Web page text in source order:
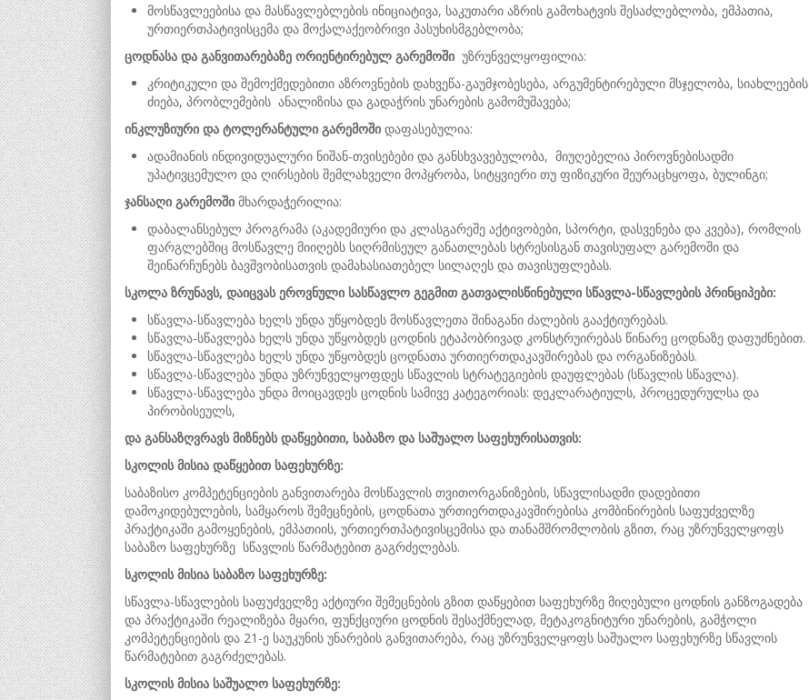
მოსწავლეებისა და მასწავლებლების ინიციატივა, საკუთარი აზრის გამოხატვის შესაძლებლობა, ემპათია,
ურთიერთპატივისცემა და მოქალაქეობრივი პასუხისმგებლობა;
ცოდნასა და განვითარებაზე ორიენტირებულ გარემოში უზრუნველყოფილია:
კრიტიკული და შემოქმედებითი აზროვნების დახვეწა-გაუმჯობესება, არგუმენტირებული მსჯელობა, სიახლეების
ძიება, პრობლემების ანალიზისა და გადაჭრის უნარების გამომუშავება;
ინკლუზიური და ტოლერანტული გარემოში დაფასებულია:
ადამიანის ინდივიდუალური ნიშან-თვისებები და განსხვავებულობა, მიუღებელია პიროვნებისადმი
უპატივცემულო და ღირსების შემლახველი მოპყრობა, სიტყვიერი თუ ფიზიკური შეურაცხყოფა, ბულინგი;
ჯანსაღი გარემოში მხარდაჭერილია:
დაბალანსებულ პროგრამა (აკადემიური და კლასგარეშე აქტივობები, სპორტი, დასვენება და კვება), რომლის
ფარგლებშიც მოსწავლე მიიღებს სიღრმისეულ განათლებას სტრესისგან თავისუფალ გარემოში და
შეინარჩუნებს ბავშვობისათვის დამახასიათებელ სილაღეს და თავისუფლებას.
სკოლა ზრუნავს, დაიცვას ეროვნული სასწავლო გეგმით გათვალისწინებული სწავლა-სწავლების პრინციპები:
სწავლა-სწავლება ხელს უნდა უწყობდეს მოსწავლეთა შინაგანი ძალების გააქტიურებას.
სწავლა-სწავლება ხელს უნდა უწყობდეს ცოდნის ეტაპობრივად კონსტრუირებას წინარე ცოდნაზე დაფუძნებით.
სწავლა-სწავლება ხელს უნდა უწყობდეს ცოდნათა ურთიერთდაკავშირებას და ორგანიზებას.
სწავლა-სწავლება უნდა უზრუნველყოფდეს სწავლის სტრატეგიების დაუფლებას (სწავლის სწავლა).
სწავლა-სწავლება უნდა მოიცავდეს ცოდნის სამივე კატეგორიას: დეკლარატიულს, პროცედურულსა და
პირობისეულს,
და განსაზღვრავს მიზნებს დაწყებითი, საბაზო და საშუალო საფეხურისათვის:
სკოლის მისია დაწყებით საფეხურზე:
საბაზისო კომპეტენციების განვითარება მოსწავლის თვითორგანიზების, სწავლისადმი დადებითი
დამოკიდებულების, სამყაროს შემეცნების, ცოდნათა ურთიერთდაკავშირებისა კომბინირების საფუძველზე
პრაქტიკაში გამოყენების, ემპათიის, ურთიერთპატივისცემისა და თანამშრომლობის გზით, რაც უზრუნველყოფს
საბაზო საფეხურზე სწავლის წარმატებით გაგრძელებას.
სკოლის მისია საბაზო საფეხურზე:
სწავლა-სწავლების საფუძველზე აქტიური შემეცნების გზით დაწყებით საფეხურზე მიღებული ცოდნის განზოგადება
და პრაქტიკაში რეალიზება მყარი, ფუნქციური ცოდნის შესაქმნელად, მეტაკოგნიტური უნარების, გამჭოლი
კომპეტენციების და 21-ე საუკუნის უნარების განვითარება, რაც უზრუნველყოფს საშუალო საფეხურზე სწავლის
წარმატებით გაგრძელებას.
სკოლის მისია საშუალო საფეხურზე: